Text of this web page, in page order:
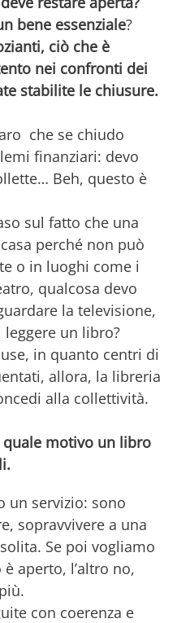
bene essenziale?
ciò che è
nei confronti dei
stabilite le chiusure.
che se chiudo
finanziari: devo
Beh, questo è
sul fatto che una
perché non può
o in luoghi come i
qualcosa devo
la televisione,
un libro?
in quanto centri di
allora, la libreria
alla collettività.
motivo un libro
un servizio: sono
sopravvivere a una
Se poi vogliamo
aperto, l’altro no,
con coerenza e